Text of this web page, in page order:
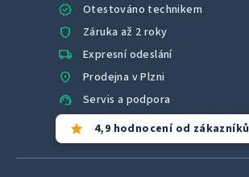
verified
Otestováno technikem
shield Záruka až 2 roky
local_shipping Expresní odeslání
location_on Prodejna v Plzni
support_agent Servis a podpora
star 4,9 hodnocení od zákazníků